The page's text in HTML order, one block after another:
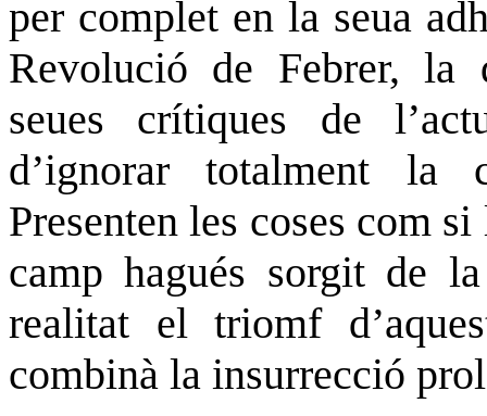
per complet en la seua
Revolució de Febrer, la
seues crítiques de
d’ignorar totalment
Presenten les coses com
camp hagués sorgit de
realitat el triomf
combinà la insurrecció